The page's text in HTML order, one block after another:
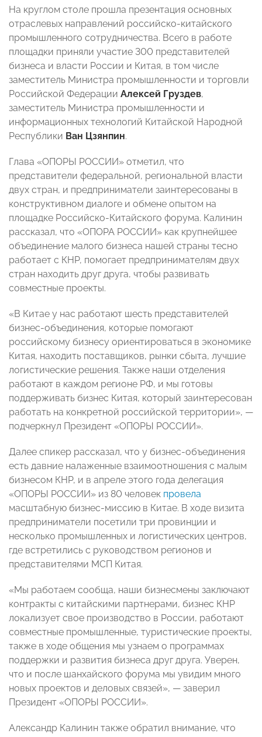
На круглом столе прошла презентация основных
отраслевых направлений российско-китайского
промышленного сотрудничества. Всего в работе
площадки приняли участие 300 представителей
бизнеса и власти России и Китая, в том числе
заместитель Министра промышленности и торговли
Российской Федерации Алексей Груздев,
заместитель Министра промышленности и
информационных технологий Китайской Народной
Республики Ван Цзянпин.
Глава «ОПОРЫ РОССИИ» отметил, что
представители федеральной, региональной власти
двух стран, и предприниматели заинтересованы в
конструктивном диалоге и обмене опытом на
площадке Российско-Китайского форума. Калинин
рассказал, что «ОПОРА РОССИИ» как крупнейшее
объединение малого бизнеса нашей страны тесно
работает с КНР, помогает предпринимателям двух
стран находить друг друга, чтобы развивать
совместные проекты.
«В Китае у нас работают шесть представителей
бизнес-объединения, которые помогают
российскому бизнесу ориентироваться в экономике
Китая, находить поставщиков, рынки сбыта, лучшие
логистические решения. Также наши отделения
работают в каждом регионе РФ, и мы готовы
поддерживать бизнес Китая, который заинтересован
работать на конкретной российской территории», —
подчеркнул Президент «ОПОРЫ РОССИИ».
Далее спикер рассказал, что у бизнес-объединения
есть давние налаженные взаимоотношения с малым
бизнесом КНР, и в апреле этого года делегация
«ОПОРЫ РОССИИ» из 80 человек провела
масштабную бизнес-миссию в Китае. В ходе визита
предприниматели посетили три провинции и
несколько промышленных и логистических центров,
где встретились с руководством регионов и
представителями МСП Китая.
«Мы работаем сообща, наши бизнесмены заключают
контракты с китайскими партнерами, бизнес КНР
локализует свое производство в России, работают
совместные промышленные, туристические проекты,
также в ходе общения мы узнаем о программах
поддержки и развития бизнеса друг друга. Уверен,
что и после шанхайского форума мы увидим много
новых проектов и деловых связей», — заверил
Президент «ОПОРЫ РОССИИ».
Александр Калинин также обратил внимание, что